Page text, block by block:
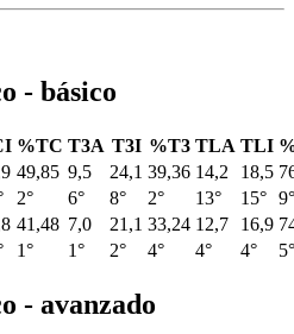
- básico
%TC T3A T3I %T3 TLA TLI
49,85 9,5 24,1 39,36 14,2 18,5
2° 6° 8° 2° 13° 15° 9°
41,48 7,0 21,1 33,24 12,7 16,9
1° 1° 2° 4° 4° 4° 5°
- avanzado